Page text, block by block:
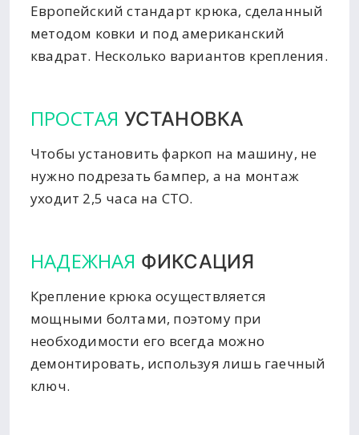
Европейский стандарт крюка, сделанный
методом ковки и под американский
квадрат. Несколько вариантов крепления.
ПРОСТАЯ УСТАНОВКА
Чтобы установить фаркоп на машину, не
нужно подрезать бампер, а на монтаж
уходит 2,5 часа на СТО.
НАДЕЖНАЯ ФИКСАЦИЯ
Крепление крюка осуществляется
мощными болтами, поэтому при
необходимости его всегда можно
демонтировать, используя лишь гаечный
ключ.